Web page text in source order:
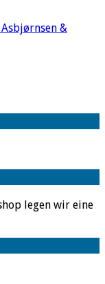
&
legen wir eine